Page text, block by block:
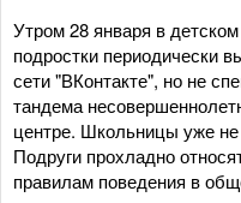
Утром 28 января в
подростки периодически
сети "ВКонтакте", но не
тандема
центре. Школьницы уже не
Подруги прохладно
правилам поведения в